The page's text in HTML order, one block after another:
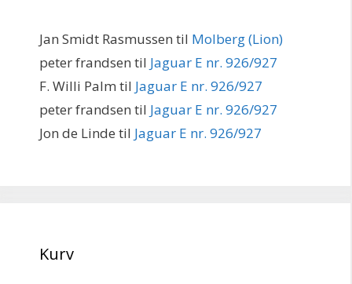
Jan Smidt Rasmussen til Molberg (Lion)
peter frandsen til Jaguar E nr. 926/927
F. Willi Palm til Jaguar E nr. 926/927
peter frandsen til Jaguar E nr. 926/927
Jon de Linde til Jaguar E nr. 926/927
Kurv